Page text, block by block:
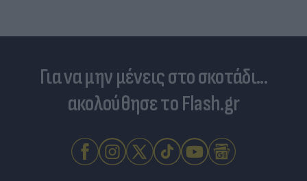
Για να μην μένεις στο σκοτάδι...
ακολούθησε το Flash.gr